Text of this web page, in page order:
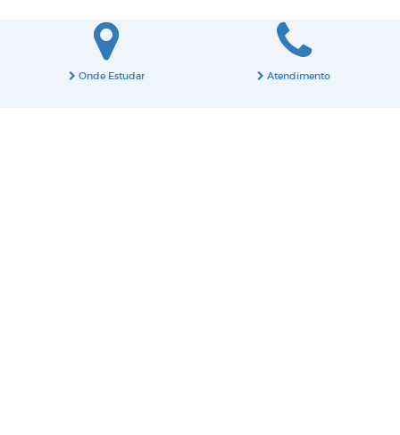
Onde Estudar Atendimento